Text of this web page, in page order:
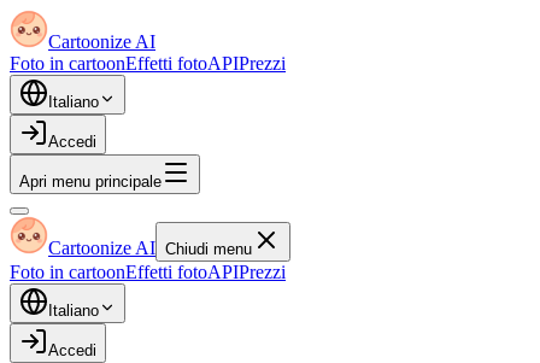
Cartoonize AI
Foto in cartoonEffetti fotoAPIPrezzi
Italiano
Accedi
Apri menu principale
Cartoonize AI Chiudi menu
Foto in cartoonEffetti fotoAPIPrezzi
Italiano
Accedi